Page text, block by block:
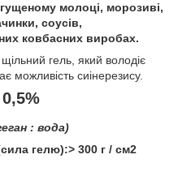
молоці, морозиві,
соусів,
ковбасних виробах.
гель, який володіє
можливість сиінерезису.
: вода)
гелю):> 300 г / см2